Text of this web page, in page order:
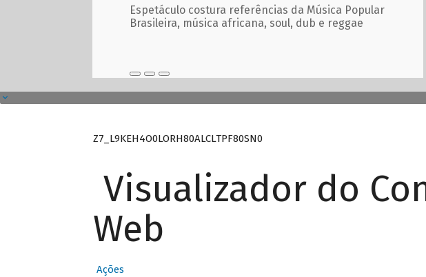
Espetáculo costura referências da Música Popular
Brasileira, música africana, soul, dub e reggae
Z7_L9KEH4O0LORH80ALCLTPF80SN0
Visualizador do
Web
Ações